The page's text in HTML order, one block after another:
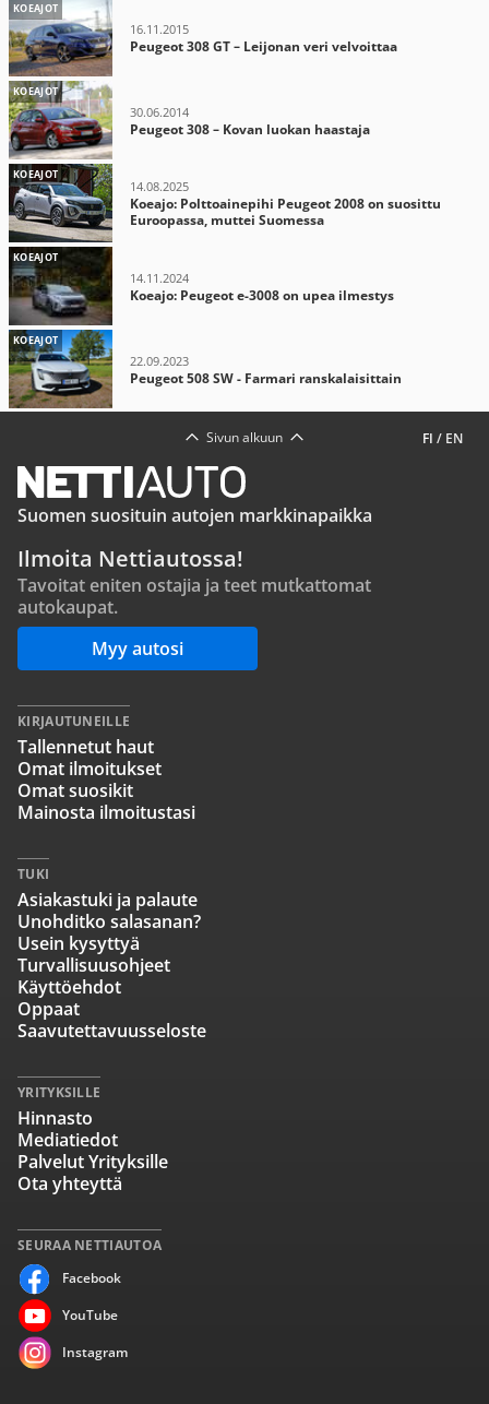
KOEAJOT
16.11.2015
Peugeot 308 GT – Leijonan veri velvoittaa
KOEAJOT
30.06.2014
Peugeot 308 – Kovan luokan haastaja
KOEAJOT
14.08.2025
Koeajo: Polttoainepihi Peugeot 2008 on suosittu
Euroopassa, muttei Suomessa
KOEAJOT
14.11.2024
Koeajo: Peugeot e-3008 on upea ilmestys
KOEAJOT
22.09.2023
Peugeot 508 SW - Farmari ranskalaisittain
FI / EN
Sivun alkuun
Suomen suosituin autojen markkinapaikka
Ilmoita Nettiautossa!
Tavoitat eniten ostajia ja teet mutkattomat
autokaupat.
Myy autosi
SEURAA NETTIAUTOA
Facebook
YouTube
Instagram
KIRJAUTUNEILLE
Tallennetut haut
Omat ilmoitukset
Omat suosikit
Mainosta ilmoitustasi
TUKI
Asiakastuki ja palaute
Unohditko salasanan?
Usein kysyttyä
Turvallisuusohjeet
Käyttöehdot
Oppaat
Saavutettavuusseloste
YRITYKSILLE
Hinnasto
Mediatiedot
Palvelut Yrityksille
Ota yhteyttä